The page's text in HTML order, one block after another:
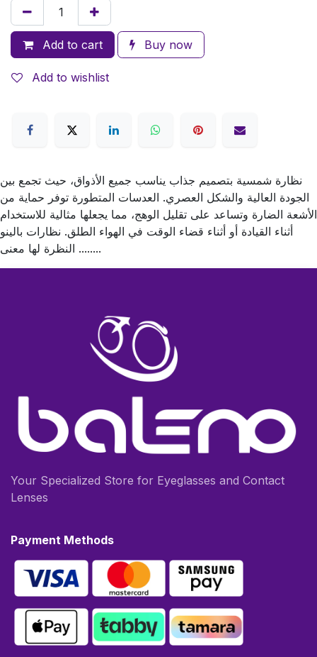
Add to cart Buy now
Add to wishlist
نظارة شمسية بتصميم جذاب يناسب جميع الأذواق، حيث تجمع بين
الجودة العالية والشكل العصري. العدسات المتطورة توفر حماية من
الأشعة الضارة وتساعد على تقليل الوهج، مما يجعلها مثالية للاستخدام
أثناء القيادة أو أثناء قضاء الوقت في الهواء الطلق. نظارات بالينو
........ النظرة لها معنى
Your Specialized Store for Eyeglasses and Contact
Lenses
Payment Methods